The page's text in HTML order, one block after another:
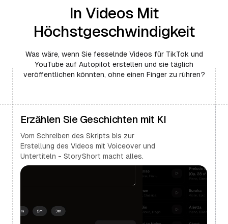
In Videos Mit
Höchstgeschwindigkeit
Was wäre, wenn Sie fesselnde Videos für TikTok und
YouTube auf Autopilot erstellen und sie täglich
veröffentlichen könnten, ohne einen Finger zu rühren?
Erzählen Sie Geschichten mit KI
Vom Schreiben des Skripts bis zur
Erstellung des Videos mit Voiceover und
Untertiteln - StoryShort macht alles.